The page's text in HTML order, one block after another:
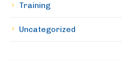
Training
Uncategorized